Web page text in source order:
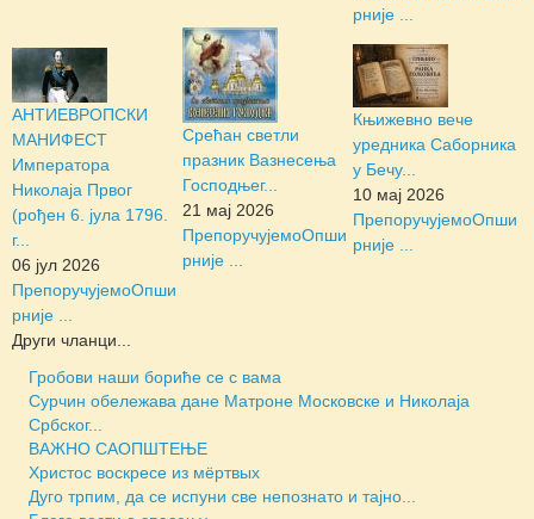
рније ...
АНТИЕВРОПСКИ
МАНИФЕСТ
Императора
Николаја Првог
(рођен 6. јула 1796.
г...
06 јул 2026
ПрепоручујемоОпши
рније ...
Срећан светли
празник Вазнесења
Господњег...
21 мај 2026
ПрепоручујемоОпши
рније ...
Књижевно вече
уредника Саборника
у Бечу...
10 мај 2026
ПрепоручујемоОпши
рније ...
Други чланци...
Гробови наши бориће се с вама
Сурчин обележава дане Матроне Московске и Николаја
Србског...
ВАЖНО САОПШТЕЊЕ
Христос воскресе из мёртвых
Дуго трпим, да се испуни све непознато и тајно...